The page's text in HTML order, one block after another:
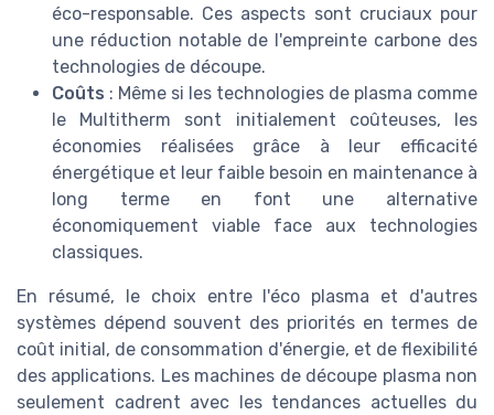
éco-responsable. Ces aspects sont cruciaux pour
une réduction notable de l'empreinte carbone des
technologies de découpe.
Coûts : Même si les technologies de plasma comme
le Multitherm sont initialement coûteuses, les
économies réalisées grâce à leur efficacité
énergétique et leur faible besoin en maintenance à
long terme en font une alternative
économiquement viable face aux technologies
classiques.
En résumé, le choix entre l'éco plasma et d'autres
systèmes dépend souvent des priorités en termes de
coût initial, de consommation d'énergie, et de flexibilité
des applications. Les machines de découpe plasma non
seulement cadrent avec les tendances actuelles du